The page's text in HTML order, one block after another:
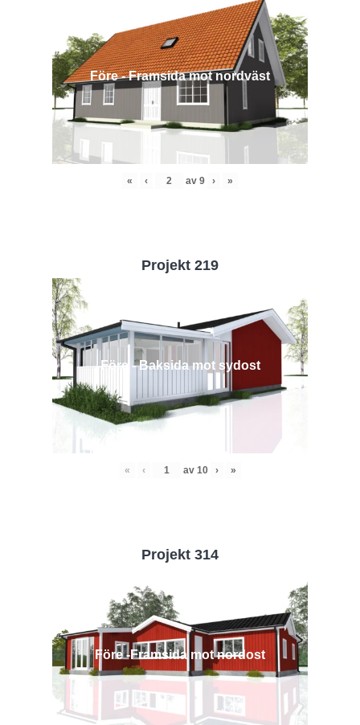
Före - Framsida mot nordväst
« ‹ av 9 › »
Projekt 219
Före - Baksida mot sydost
« ‹ av 10 › »
Projekt 314
Före -Framsida mot nordost